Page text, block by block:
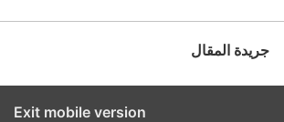
جريدة المقال
Exit mobile version